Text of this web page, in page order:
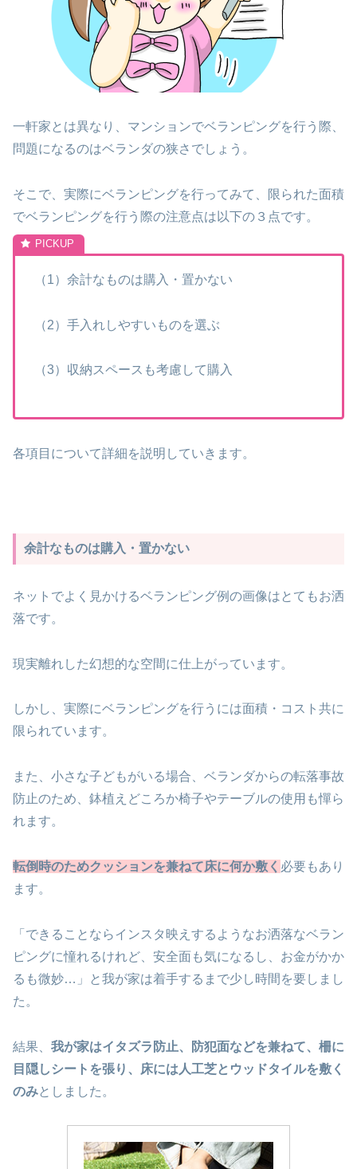
一軒家とは異なり、マンションでベランピングを行う際、
問題になるのはベランダの狭さでしょう。
そこで、実際にベランピングを行ってみて、限られた面積
でベランピングを行う際の注意点は以下の３点です。
（1）余計なものは購入・置かない
（2）手入れしやすいものを選ぶ
（3）収納スペースも考慮して購入
各項目について詳細を説明していきます。
余計なものは購入・置かない
ネットでよく見かけるベランピング例の画像はとてもお洒
落です。
現実離れした幻想的な空間に仕上がっています。
しかし、実際にベランピングを行うには面積・コスト共に
限られています。
また、小さな子どもがいる場合、ベランダからの転落事故
防止のため、鉢植えどころか椅子やテーブルの使用も憚ら
れます。
転倒時のためクッションを兼ねて床に何か敷く 必要もあり
ます。
「できることならインスタ映えするようなお洒落なベラン
ピングに憧れるけれど、安全面も気になるし、お金がかか
るも微妙…」と我が家は着手するまで少し時間を要しまし
た。
結果、 我が家はイタズラ防止、防犯面などを兼ねて、柵に
目隠しシートを張り、床には人工芝とウッドタイルを敷く
のみとしました。